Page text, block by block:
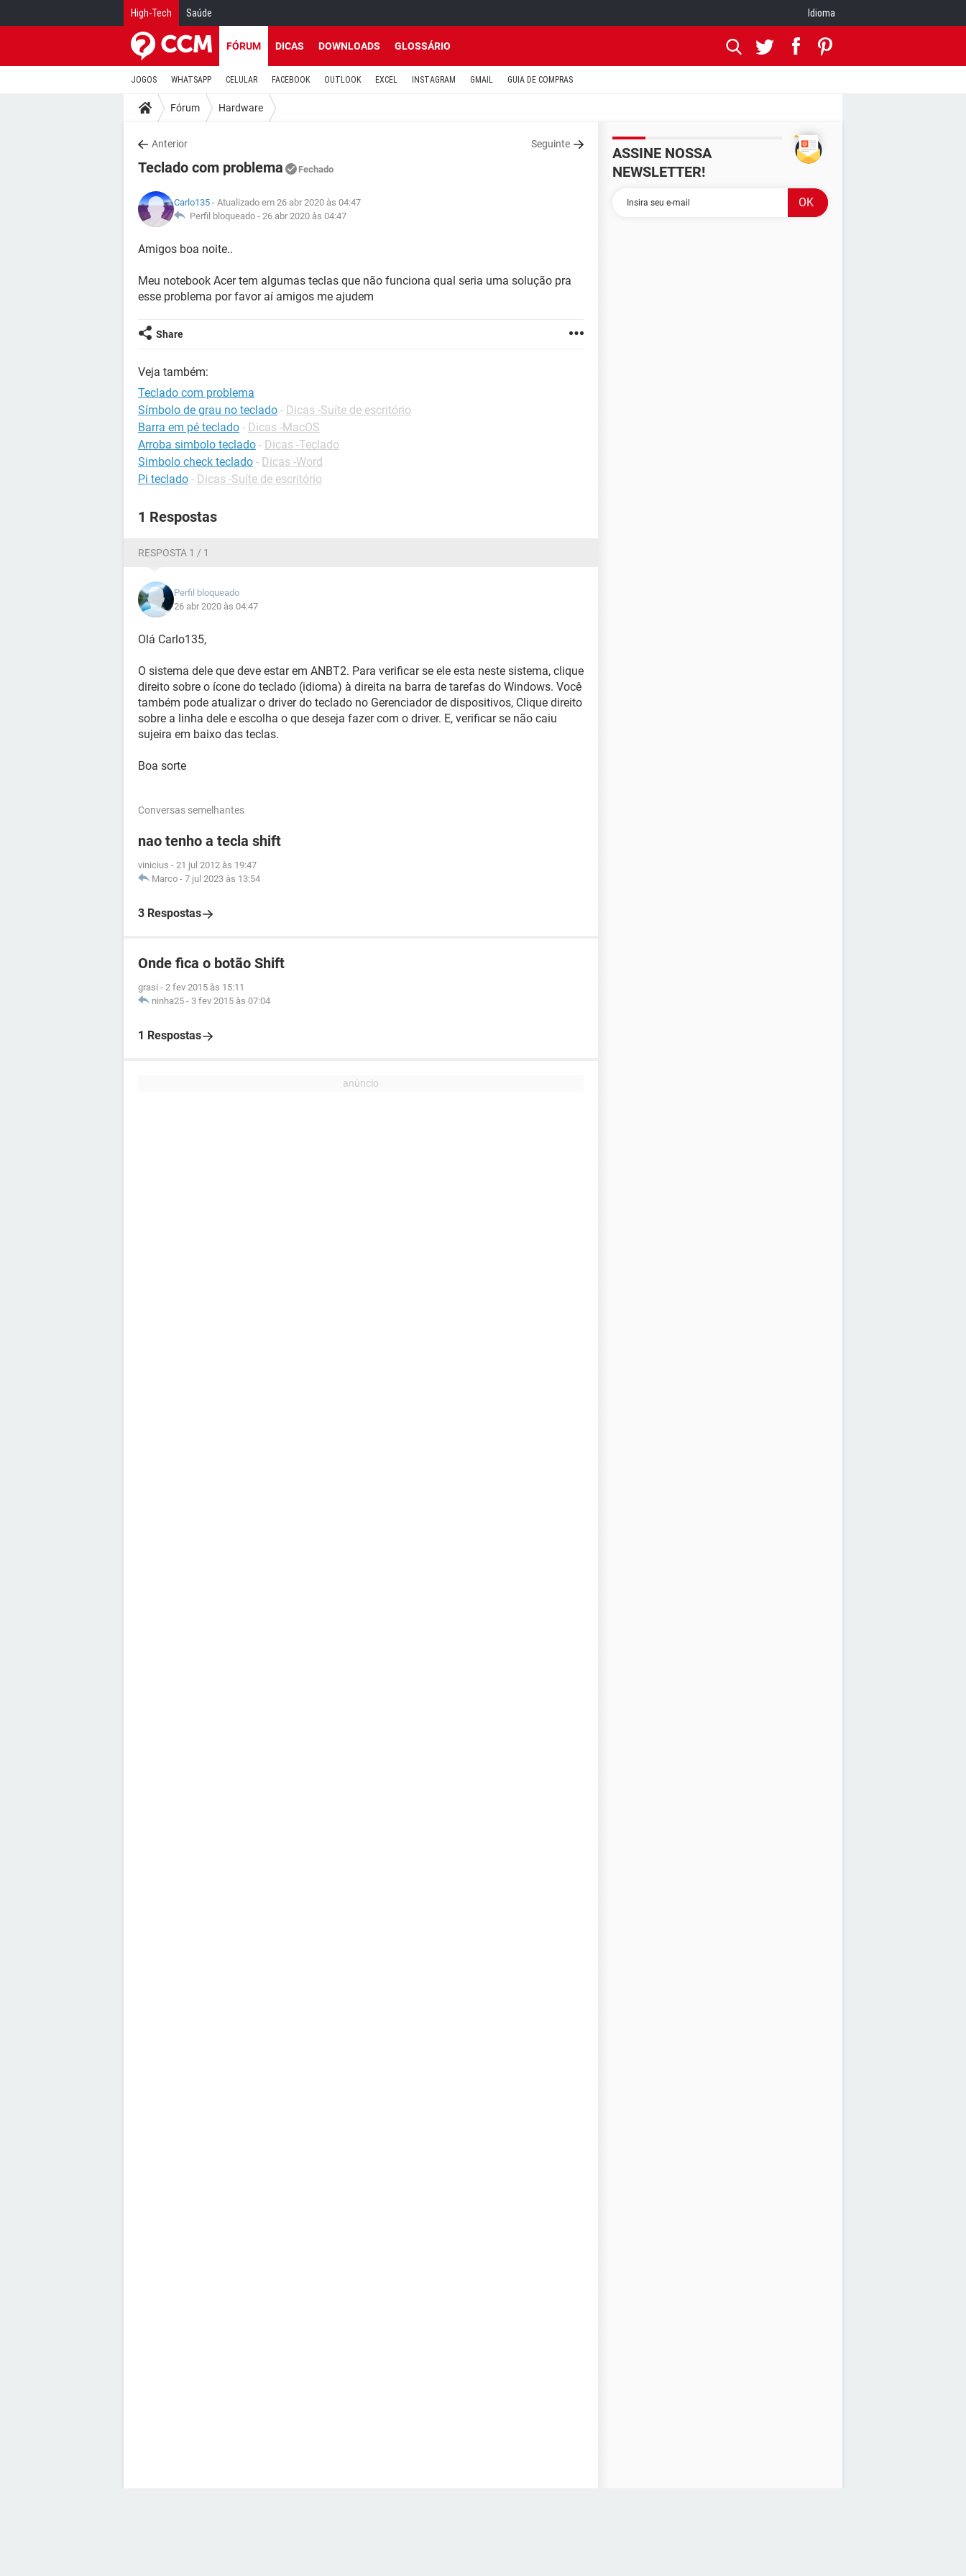
High-Tech Saúde Idioma
FÓRUM DICAS DOWNLOADS GLOSSÁRIO
JOGOS WHATSAPP CELULAR FACEBOOK OUTLOOK EXCEL INSTAGRAM GMAIL GUIA DE COMPRAS
Fórum Hardware
Anterior Seguinte
Teclado com problema Fechado
Carlo135 - Atualizado em 26 abr 2020 às 04:47
Perfil bloqueado - 26 abr 2020 às 04:47
Amigos boa noite..
Meu notebook Acer tem algumas teclas que não funciona qual seria uma solução pra
esse problema por favor aí amigos me ajudem
Share
Veja também:
Teclado com problema
Símbolo de grau no teclado - Dicas -Suíte de escritório
Barra em pé teclado - Dicas -MacOS
Arroba simbolo teclado - Dicas -Teclado
Simbolo check teclado - Dicas -Word
Pi teclado - Dicas -Suíte de escritório
1 Respostas
RESPOSTA 1 / 1
Perfil bloqueado
26 abr 2020 às 04:47
Olá Carlo135,
O sistema dele que deve estar em ANBT2. Para verificar se ele esta neste sistema, clique
direito sobre o ícone do teclado (idioma) à direita na barra de tarefas do Windows. Você
também pode atualizar o driver do teclado no Gerenciador de dispositivos, Clique direito
sobre a linha dele e escolha o que deseja fazer com o driver. E, verificar se não caiu
sujeira em baixo das teclas.
Boa sorte
Conversas semelhantes
nao tenho a tecla shift
vinicius - 21 jul 2012 às 19:47
Marco - 7 jul 2023 às 13:54
3 Respostas
Onde fica o botão Shift
grasi - 2 fev 2015 às 15:11
ninha25 - 3 fev 2015 às 07:04
1 Respostas
ASSINE NOSSA
NEWSLETTER!